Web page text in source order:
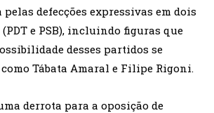
pelas defecções expressivas em dois
e PSB), incluindo figuras que
desses partidos se
Tábata Amaral e Filipe Rigoni.
derrota para a oposição de